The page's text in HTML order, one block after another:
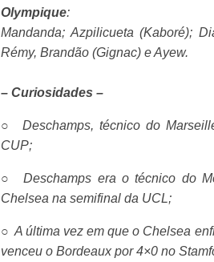
Olympique:
Mandanda; Azpilicueta (Kaboré);
Rémy, Brandão (Gignac) e Ayew.
– Curiosidades –
○
Deschamps, técnico do
CUP;
○
Deschamps era o técnico do
Chelsea na semifinal da UCL;
○ A última vez em que o Chelsea
venceu o Bordeaux por 4×0 no